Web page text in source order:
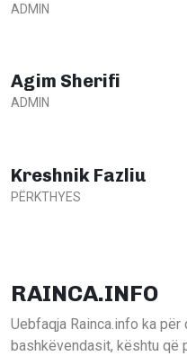
ADMIN
Agim Sherifi
ADMIN
Kreshnik Fazliu
PËRKTHYES
RAINCA.INFO
Uebfaqja Rainca.info ka për
bashkëvendasit, kështu